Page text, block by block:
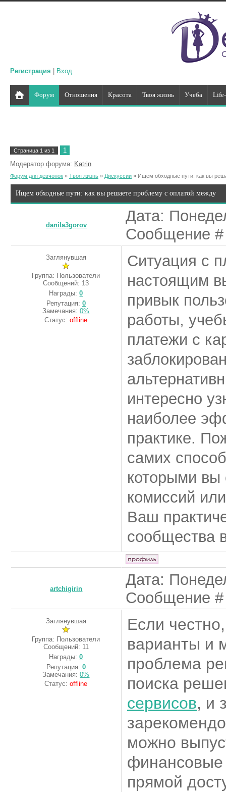
Регистрация Вход
Форум Отношения Красота Твоя жизнь Учеба
Страница 1 из 1
1
Модератор форума: Katrin
Форум для девчонок » Твоя жизнь » Дискуссии » Ищем обходные пути: как вы
Ищем обходные пути: как вы решаете проблему с оплатой между
danila3gorov
Дата:
Сообщение
Заглянувшая
Группа: Пользователи
Сообщений: 13
Награды:0
Репутация: 0
Замечания:0%
Статус:offline
Ситуация с
настоящим
привык
работы,
платежи с
интересно
наиболее
практике.
самих
которыми вы
комиссий
Ваш
сообщества
artchigirin
Дата:
Сообщение
Заглянувшая
Группа: Пользователи
Сообщений: 11
Награды:0
Репутация: 0
Замечания:0%
Статус:offline
Если
варианты и
проблема
поиска
сервисов, и
можно
прямой